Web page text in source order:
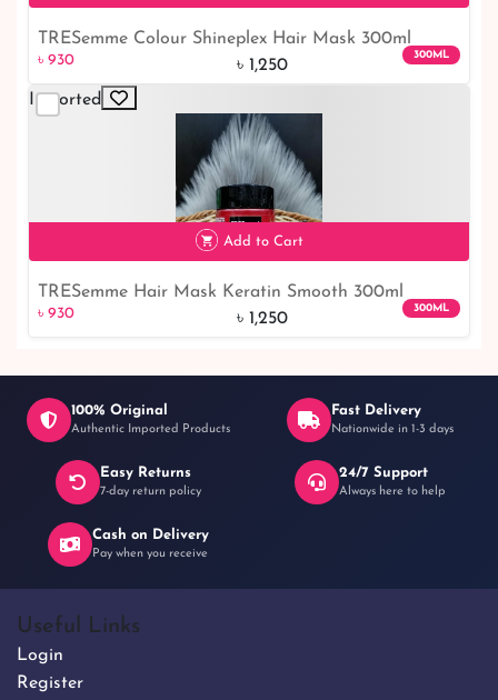
৳ 93026% off
TRESemme Colour Shineplex Hair Mask 300ml
৳ 930 ৳ 1,250
300ML
Imported
৳ 93026% off
Add to Cart
TRESemme Hair Mask Keratin Smooth 300ml
৳ 930 ৳ 1,250
300ML
100% Original
Authentic Imported Products
Fast Delivery
Nationwide in 1-3 days
Easy Returns
7-day return policy
24/7 Support
Always here to help
Cash on Delivery
Pay when you receive
Useful Links
Login
Register